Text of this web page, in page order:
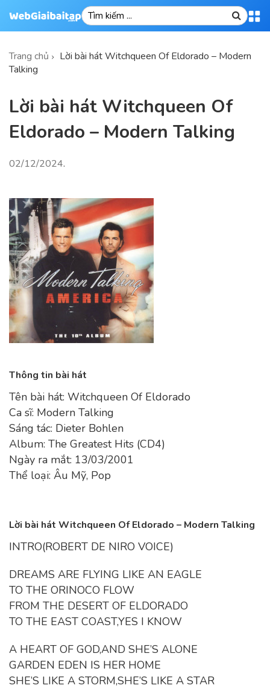
Trang chủ
Lời bài hát Witchqueen Of Eldorado – Modern
Talking
Lời bài hát Witchqueen Of
Eldorado – Modern Talking
02/12/2024.
Thông tin bài hát
Tên bài hát: Witchqueen Of Eldorado
Ca sĩ: Modern Talking
Sáng tác: Dieter Bohlen
Album: The Greatest Hits (CD4)
Ngày ra mắt: 13/03/2001
Thể loại: Âu Mỹ, Pop
Lời bài hát Witchqueen Of Eldorado – Modern Talking
INTRO(ROBERT DE NIRO VOICE)
DREAMS ARE FLYING LIKE AN EAGLE
TO THE ORINOCO FLOW
FROM THE DESERT OF ELDORADO
TO THE EAST COAST,YES I KNOW
A HEART OF GOD,AND SHE’S ALONE
GARDEN EDEN IS HER HOME
SHE’S LIKE A STORM,SHE’S LIKE A STAR